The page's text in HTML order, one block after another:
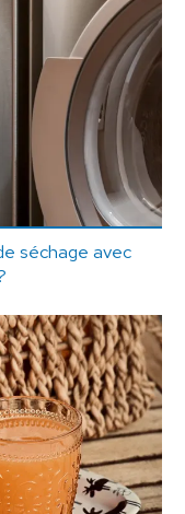
séchage avec